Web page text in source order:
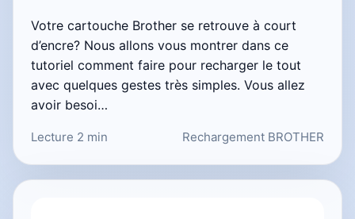
Votre cartouche Brother se retrouve à court
d’encre? Nous allons vous montrer dans ce
tutoriel comment faire pour recharger le tout
avec quelques gestes très simples. Vous allez
avoir besoi…
Lecture 2 min Rechargement BROTHER